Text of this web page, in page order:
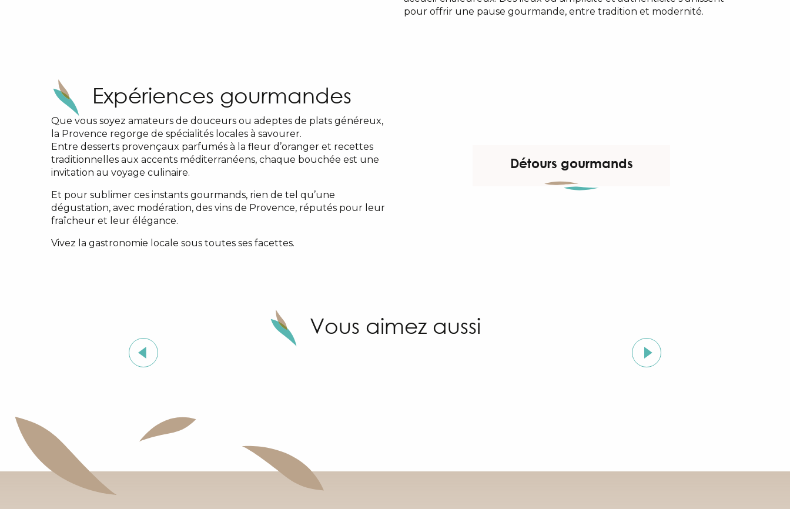
pour offrir une pause gourmande, entre tradition et modernité.
Expériences gourmandes
Que vous soyez amateurs de douceurs ou adeptes de plats généreux,
la Provence regorge de spécialités locales à savourer.
Entre desserts provençaux parfumés à la fleur d’oranger et recettes
traditionnelles aux accents méditerranéens, chaque bouchée est une
invitation au voyage culinaire.
Et pour sublimer ces instants gourmands, rien de tel qu’une
dégustation, avec modération, des vins de Provence, réputés pour leur
fraîcheur et leur élégance.
Vivez la gastronomie locale sous toutes ses facettes.
Détours gourmands
Vous aimez aussi